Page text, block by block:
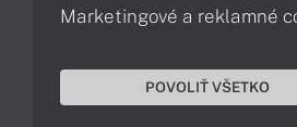
Kontakty
043 4224 771
Marketingové a reklamné
POVOLIŤ VŠETKO